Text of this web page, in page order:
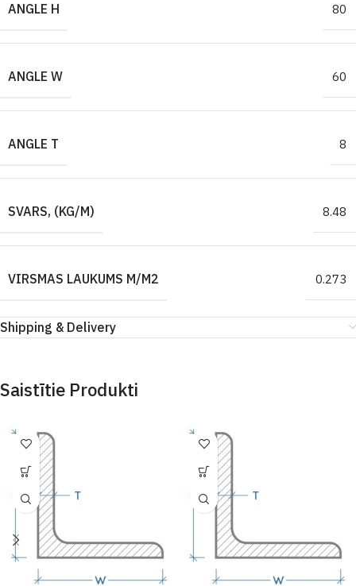
ANGLE H
80
ANGLE W 60
ANGLE T 8
SVARS, (KG/M) 8.48
VIRSMAS LAUKUMS M/M2 0.273
Shipping & Delivery
Saistītie Produkti